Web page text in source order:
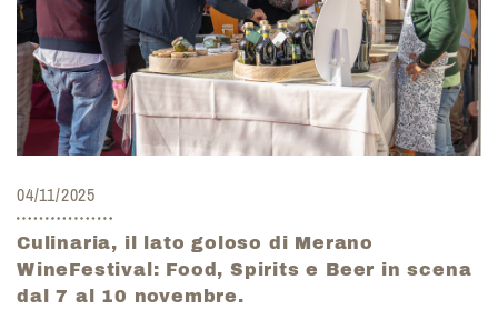
04/11/2025
Culinaria, il lato goloso di Merano
WineFestival: Food, Spirits e Beer in scena
dal 7 al 10 novembre.